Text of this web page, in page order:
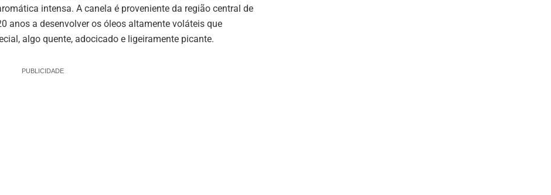
intensa. A canela é proveniente da região central de
anos a desenvolver os óleos altamente voláteis que
algo quente, adocicado e ligeiramente picante.
PUBLICIDADE